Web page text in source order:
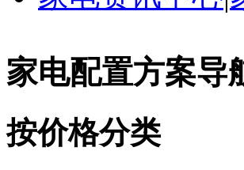
家电配置方案导
按价格分类